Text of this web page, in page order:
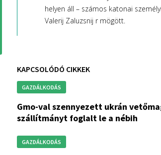
helyen áll – számos katonai
Valerij Zaluzsnij r mögött.
KAPCSOLÓDÓ CIKKEK
GAZDÁLKODÁS
gmo-val szennyezett ukrán vetőmag-
szállítmányt foglalt le a nébih
GAZDÁLKODÁS